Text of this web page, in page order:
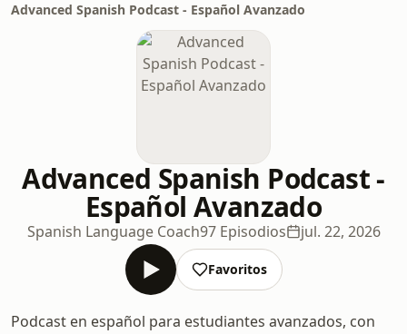
Advanced Spanish Podcast - Español Avanzado
Advanced Spanish Podcast -
Español Avanzado
Spanish Language Coach97 Episodios jul. 22, 2026
Favoritos
Podcast en español para estudiantes avanzados, con